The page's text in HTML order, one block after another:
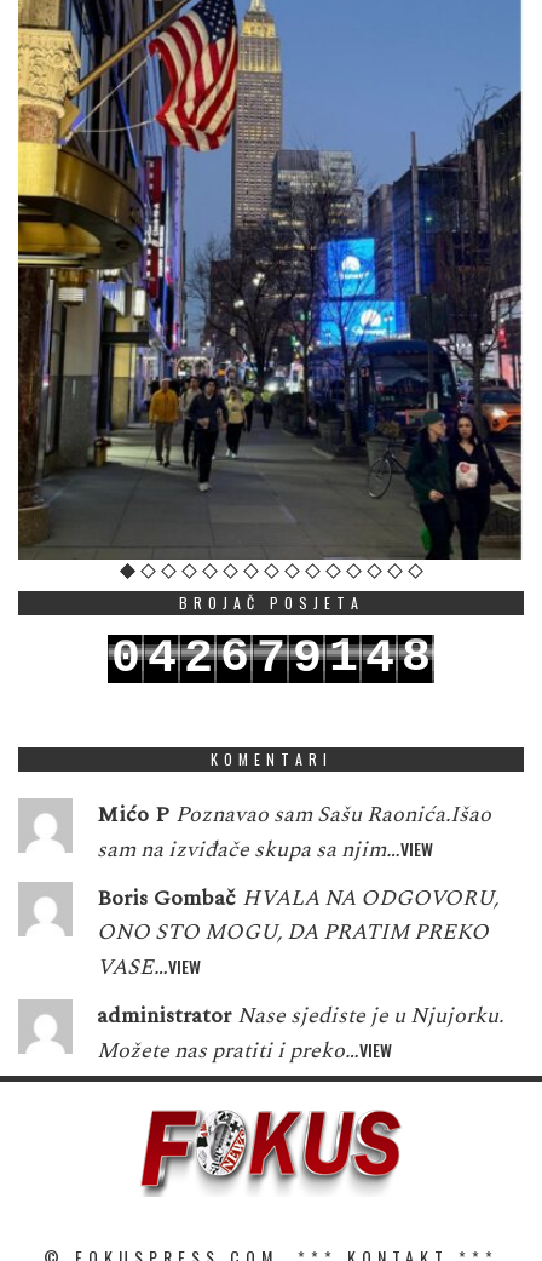
BROJAČ POSJETA
042679148
KOMENTARI
Mićo P Poznavao sam Sašu Raonića.Išao
sam na izviđače skupa sa njim…VIEW
Boris Gombač HVALA NA ODGOVORU,
ONO STO MOGU, DA PRATIM PREKO
VASE…VIEW
administrator Nase sjediste je u Njujorku.
Možete nas pratiti i preko…VIEW